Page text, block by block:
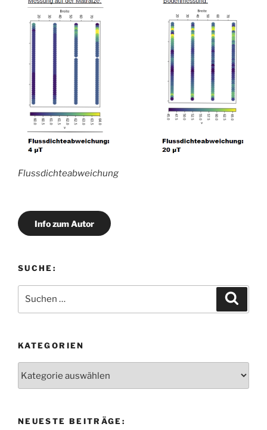
Flussdichteabweichung
Info zum Autor
SUCHE:
nach:
KATEGORIEN
NEUESTE BEITRÄGE: